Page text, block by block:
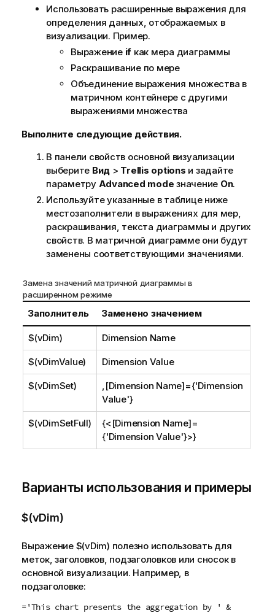
Использовать расширенные выражения для
определения данных, отображаемых в
визуализации. Пример.
Выражение if как мера диаграммы
Раскрашивание по мере
Объединение выражения множества в
матричном контейнере с другими
выражениями множества
Выполните следующие действия.
В панели свойств основной визуализации
выберите Вид > Trellis options и задайте
параметру Advanced mode значение On.
Используйте указанные в таблице ниже
местозаполнители в выражениях для мер,
раскрашивания, текста диаграммы и других
свойств. В матричной диаграмме они будут
заменены соответствующими значениями.
Замена значений матричной диаграммы в
расширенном режиме
Заполнитель Заменено значением
$(vDim) Dimension Name
$(vDimValue) Dimension Value
$(vDimSet)
,[Dimension Name]={'Dimension
Value'}
$(vDimSetFull)
{<[Dimension Name]=
{'Dimension Value'}>}
Варианты использования и примеры
$(vDim)
Выражение $(vDim) полезно использовать для
меток, заголовков, подзаголовков или сносок в
основной визуализации. Например, в
подзаголовке:
='This chart presents the aggregation by ' &